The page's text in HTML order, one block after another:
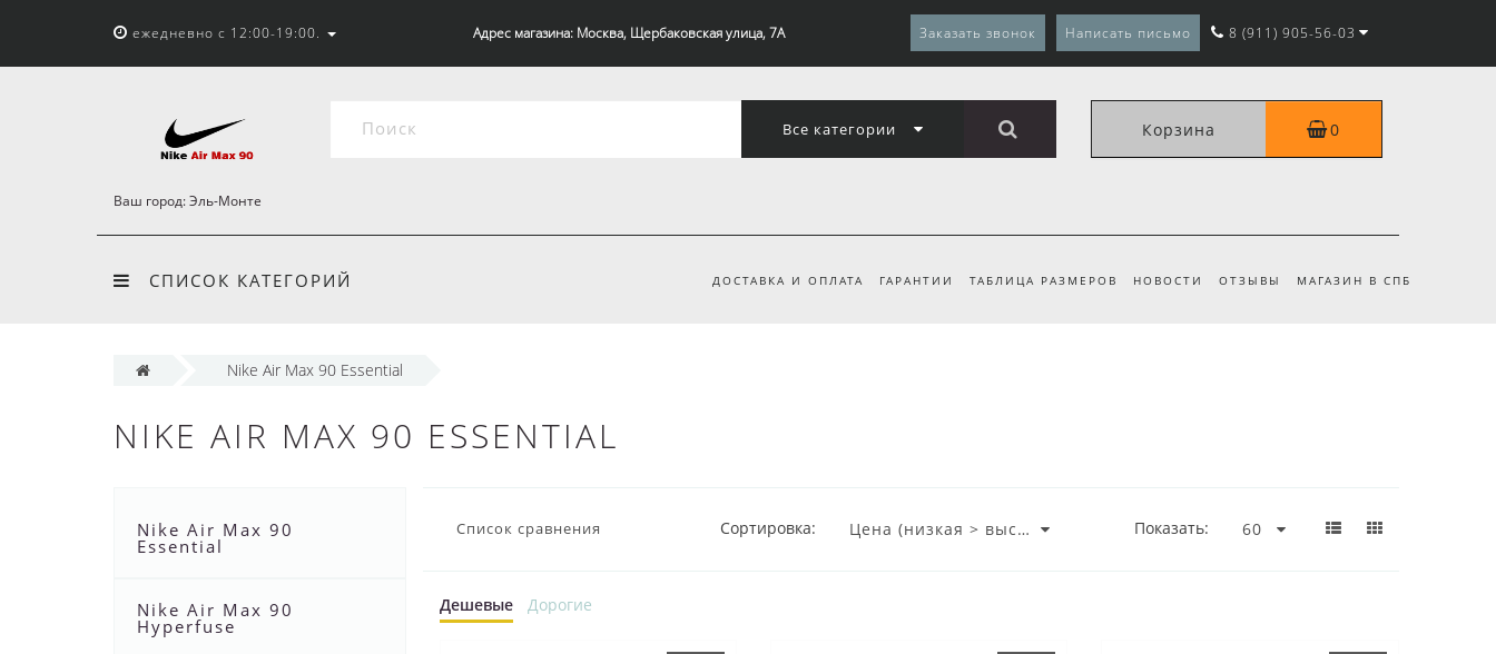
ежедневно с 12:00-19:00. Адрес магазина: Москва, Щербаковская улица, 7А Заказать звонок Написать письмо 8 (911) 905-56-03
Все категории Корзина 0
Ваш город:Эль-Монте
СПИСОК КАТЕГОРИЙ ДОСТАВКА И ОПЛАТА ГАРАНТИИ ТАБЛИЦА РАЗМЕРОВ НОВОСТИ ОТЗЫВЫ МАГАЗИН В СПБ
Nike Air Max 90 Essential
NIKE AIR MAX 90 ESSENTIAL
Nike Air Max 90
Essential
Nike Air Max 90
Hyperfuse
Список сравнения Сортировка: Показать:
Дешевые Дорогие